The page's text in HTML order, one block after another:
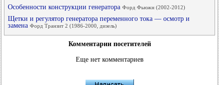
Особенности конструкции генератора Форд Фьюжн (2002-2012)
Щетки и регулятор генератора переменного тока — осмотр и
замена Форд Транзит 2 (1986-2000, дизель)
Комментарии посетителей
Еще нет комментариев